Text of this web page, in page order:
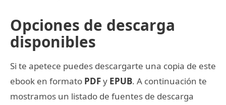
Opciones de descarga
disponibles
Si te apetece puedes descargarte una copia de este
ebook en formato PDFy EPUB. A continuación te
mostramos un listado de fuentes de descarga